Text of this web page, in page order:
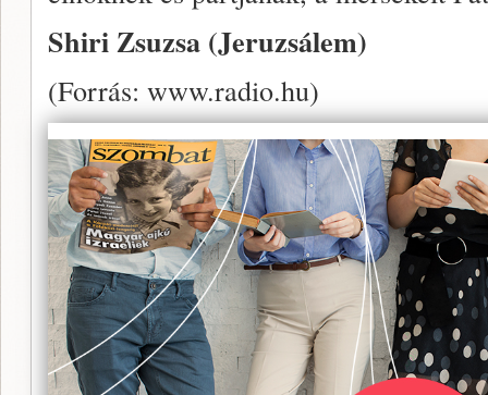
Shiri Zsuzsa (Jeruzsálem)
(Forrás: www.radio.hu)